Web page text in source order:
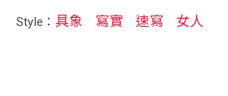
Style： 具象 寫實 速寫 女人